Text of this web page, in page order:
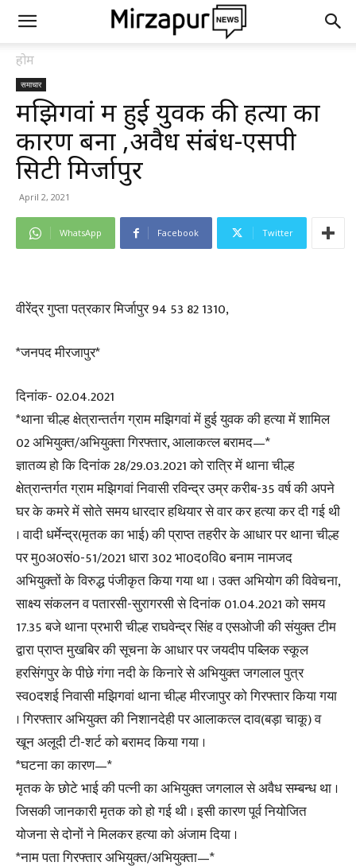
होम
समाचार
मझिगवां में हुई युवक की हत्या का
कारण बना ,अवैध संबंध-एसपी
सिटी मिर्जापुर
April 2, 2021
WhatsApp Facebook Twitter
वीरेंद्र गुप्ता पत्रकार मिर्जापुर 94 53 82 1310,
*जनपद मीरजापुर*
दिनांक- 02.04.2021
*थाना चील्ह क्षेत्रान्तर्तग ग्राम मझिगवां में हुई युवक की हत्या में शामिल
02 अभियुक्त/अभियुक्ता गिरफ्तार, आलाकत्ल बरामद—*
ज्ञातव्य हो कि दिनांक 28/29.03.2021 को रात्रि में थाना चील्ह
क्षेत्रान्तर्गत ग्राम मझिगवां निवासी रविन्द्र उम्र करीब-35 वर्ष की अपने
घर के कमरे में सोते समय धारदार हथियार से वार कर हत्या कर दी गई थी
। वादी धर्मेन्द्र(मृतक का भाई) की प्राप्त तहरीर के आधार पर थाना चील्ह
पर मु0अ0सं0-51/2021 धारा 302 भा0द0वि0 बनाम नामजद
अभियुक्तों के विरुद्ध पंजीकृत किया गया था । उक्त अभियोग की विवेचना,
साक्ष्य संकलन व पतारसी-सुरागरसी से दिनांक 01.04.2021 को समय
17.35 बजे थाना प्रभारी चील्ह राघवेन्द्र सिंह व एसओजी की संयुक्त टीम
द्वारा प्राप्त मुखबिर की सूचना के आधार पर जयदीप पब्लिक स्कूल
हरसिंगपुर के पीछे गंगा नदी के किनारे से अभियुक्त जगलाल पुत्र
स्व0दशई निवासी मझिगवां थाना चील्ह मीरजापुर को गिरफ्तार किया गया
। गिरफ्तार अभियुक्त की निशानदेही पर आलाकत्ल दाव(बड़ा चाकू) व
खून अलूदी टी-शर्ट को बरामद किया गया ।
*घटना का कारण—*
मृतक के छोटे भाई की पत्नी का अभियुक्त जगलाल से अवैध सम्बन्ध था ।
जिसकी जानकारी मृतक को हो गई थी । इसी कारण पूर्व नियोजित
योजना से दोनों ने मिलकर हत्या को अंजाम दिया ।
*नाम पता गिरफ्तार अभियुक्त/अभियुक्ता—*